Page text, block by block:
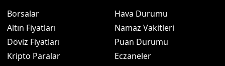
Borsalar
Altın Fiyatları
Döviz Fiyatları
Kripto Paralar
Hava Durumu
Namaz Vakitleri
Puan Durumu
Eczaneler